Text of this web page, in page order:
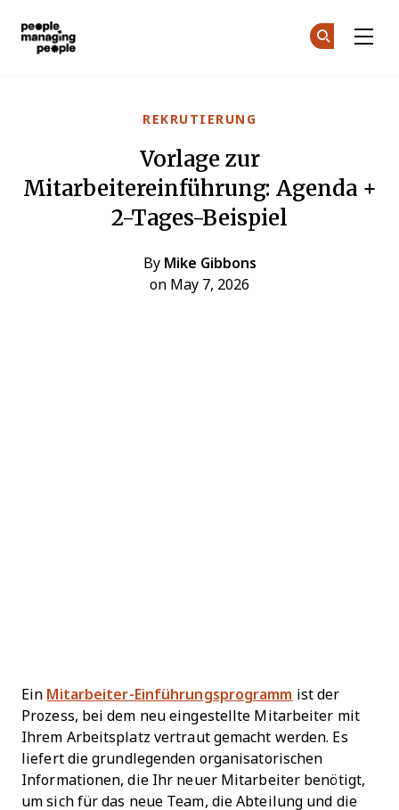
REKRUTIERUNG
Vorlage zur
Mitarbeitereinführung: Agenda +
2-Tages-Beispiel
By Mike Gibbons
on May 7, 2026
Ein Mitarbeiter-Einführungsprogramm ist der
Prozess, bei dem neu eingestellte Mitarbeiter mit
Ihrem Arbeitsplatz vertraut gemacht werden. Es
liefert die grundlegenden organisatorischen
Informationen, die Ihr neuer Mitarbeiter benötigt,
um sich für das neue Team, die Abteilung und die